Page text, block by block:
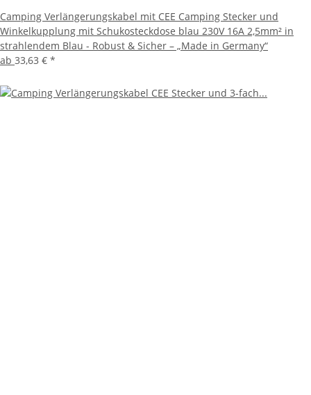
Camping Verlängerungskabel mit CEE Camping Stecker und
Winkelkupplung mit Schukosteckdose blau 230V 16A 2,5mm² in
strahlendem Blau - Robust & Sicher – „Made in Germany“
ab 33,63 € *